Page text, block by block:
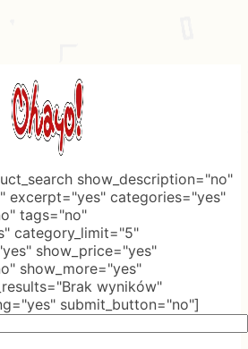
show_description="no"
excerpt="yes" categories="yes"
tags="no"
category_limit="5"
show_price="yes"
show_more="yes"
wyników"
submit_button="no"]